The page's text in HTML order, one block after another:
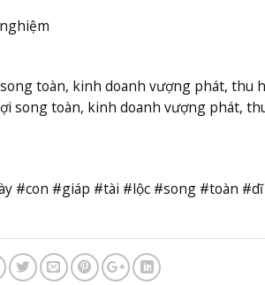
toàn, kinh doanh vượng phát, thu
song toàn, kinh doanh vượng phát,
#con #giáp #tài #lộc #song #toàn